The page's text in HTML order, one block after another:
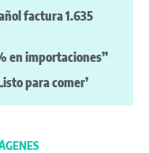
factura 1.635
en importaciones”
para comer’